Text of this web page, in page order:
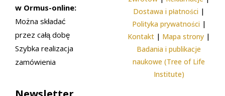
w Ormus-online:
Można składać
przez całą dobę
Szybka realizacja
zamówienia
Dostawa i płatności |
Polityka prywatności|
Kontakt | Mapa strony |
Badania i publikacje
naukowe (Tree of Life
Institute)